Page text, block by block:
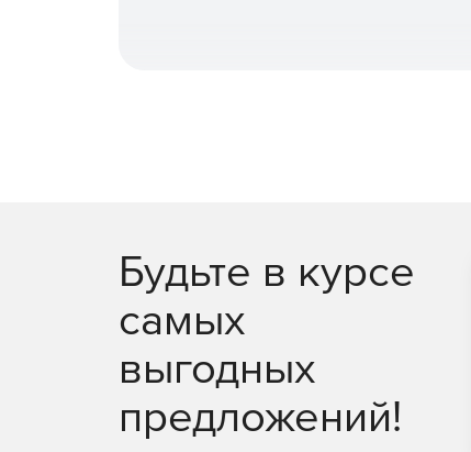
Будьте в курсе
самых
выгодных
предложений!